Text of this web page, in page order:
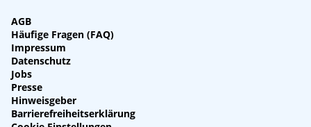
AGB
Häufige Fragen (FAQ)
Impressum
Datenschutz
Jobs
Presse
Hinweisgeber
Barrierefreiheitserklärung